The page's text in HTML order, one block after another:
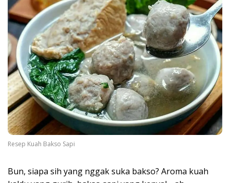
Resep Kuah Bakso Sapi
Bun, siapa sih yang nggak suka bakso? Aroma kuah